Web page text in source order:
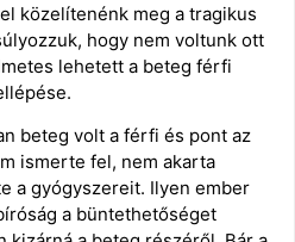
közelítenénk meg a tragikus
hogy nem voltunk ott
lehetett a beteg férfi
beteg volt a férfi és pont az
ismerte fel, nem akarta
a gyógyszereit. Ilyen ember
a büntethetőséget